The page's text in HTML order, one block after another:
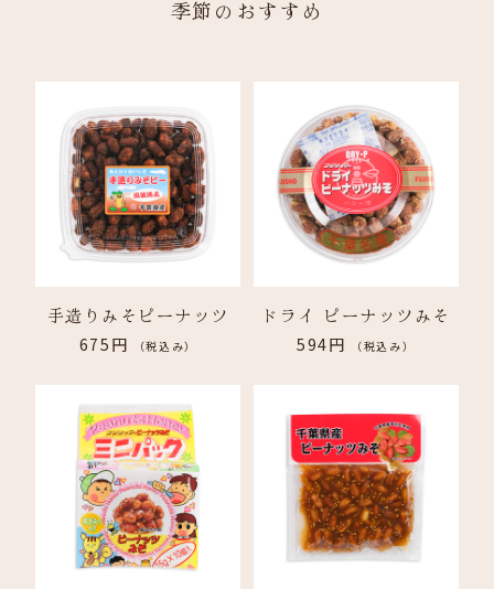
季節のおすすめ
手造りみそピーナッツ
675円 （税込み）
ドライ ピーナッツみそ
594円 （税込み）